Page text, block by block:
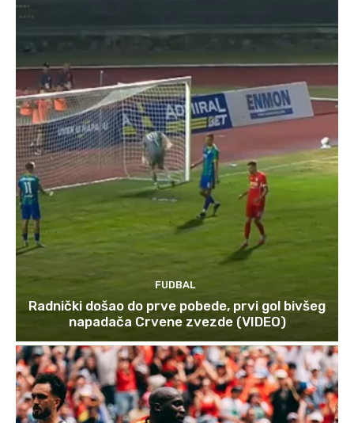
FUDBAL
Radnički došao do prve pobede, prvi gol bivšeg
napadača Crvene zvezde (VIDEO)